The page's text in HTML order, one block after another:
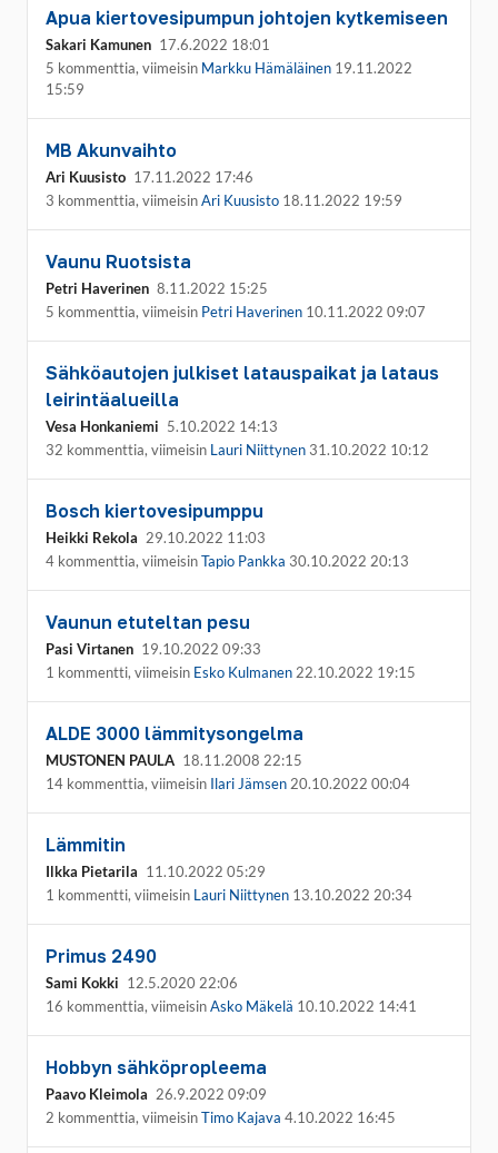
Apua kiertovesipumpun johtojen kytkemiseen
Sakari Kamunen 17.6.2022 18:01
5 kommenttia, viimeisin Markku Hämäläinen 19.11.2022
15:59
MB Akunvaihto
Ari Kuusisto 17.11.2022 17:46
3 kommenttia, viimeisinAri Kuusisto 18.11.2022 19:59
Vaunu Ruotsista
Petri Haverinen 8.11.2022 15:25
5 kommenttia, viimeisin Petri Haverinen 10.11.2022 09:07
Sähköautojen julkiset latauspaikat ja lataus
leirintäalueilla
Vesa Honkaniemi 5.10.2022 14:13
32 kommenttia, viimeisin Lauri Niittynen 31.10.2022 10:12
Bosch kiertovesipumppu
Heikki Rekola 29.10.2022 11:03
4 kommenttia, viimeisinTapio Pankka 30.10.2022 20:13
Vaunun etuteltan pesu
Pasi Virtanen 19.10.2022 09:33
1 kommentti, viimeisin Esko Kulmanen 22.10.2022 19:15
ALDE 3000 lämmitysongelma
MUSTONEN PAULA 18.11.2008 22:15
14 kommenttia, viimeisin Ilari Jämsen 20.10.2022 00:04
Lämmitin
Ilkka Pietarila 11.10.2022 05:29
1 kommentti, viimeisin Lauri Niittynen 13.10.2022 20:34
Primus 2490
Sami Kokki 12.5.2020 22:06
16 kommenttia, viimeisinAsko Mäkelä 10.10.2022 14:41
Hobbyn sähköpropleema
Paavo Kleimola 26.9.2022 09:09
2 kommenttia, viimeisinTimo Kajava 4.10.2022 16:45